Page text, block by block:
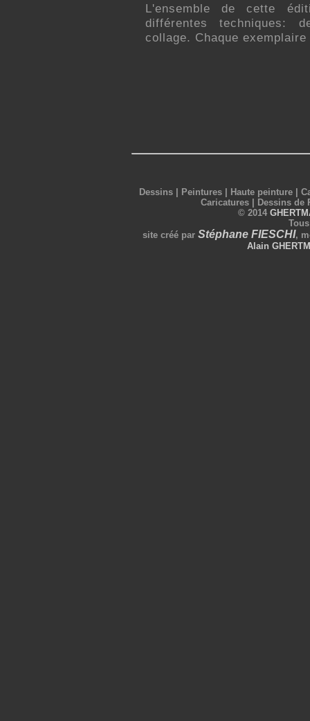
L'ensemble de cette
différentes techniques:
collage. Chaque
Dessins Peintures Haute peinture
Caricatures
Dessins de
© 2014
site créé par Stéphane FIESCHI,
Alain